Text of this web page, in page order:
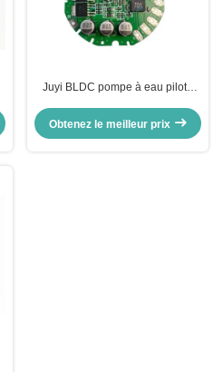
Juyi BLDC pompe à eau pilote
régulateur de vitesse du moteur
Obtenez le meilleur prix